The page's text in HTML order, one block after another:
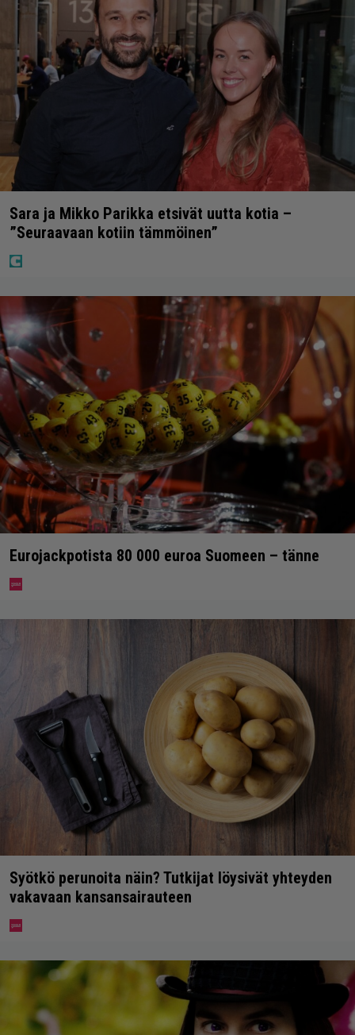
Sara ja Mikko Parikka etsivät uutta kotia –
”Seuraavaan kotiin tämmöinen”
Eurojackpotista 80 000 euroa Suomeen – tänne
Syötkö perunoita näin? Tutkijat löysivät yhteyden
vakavaan kansansairauteen